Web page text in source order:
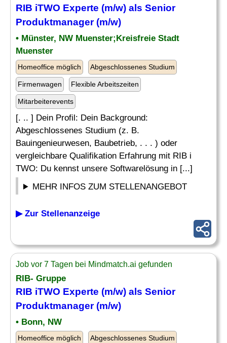
RIB iTWO Experte (m/w) als Senior
Produktmanager (m/w)
• Münster, NW Muenster;Kreisfreie Stadt
Muenster
Homeoffice möglich Abgeschlossenes Studium
Firmenwagen Flexible Arbeitszeiten
Mitarbeiterevents
[. .. ] Dein Profil: Dein Background:
Abgeschlossenes Studium (z. B.
Bauingenieurwesen, Baubetrieb, . . . ) oder
vergleichbare Qualifikation Erfahrung mit RIB i
TWO: Du kennst unsere Softwarelösung in [...]
MEHR INFOS ZUM STELLENANGEBOT
▶ Zur Stellenanzeige
Job vor 7 Tagen bei Mindmatch.ai gefunden
RIB- Gruppe
RIB iTWO Experte (m/w) als Senior
Produktmanager (m/w)
• Bonn, NW
Homeoffice möglich Abgeschlossenes Studium